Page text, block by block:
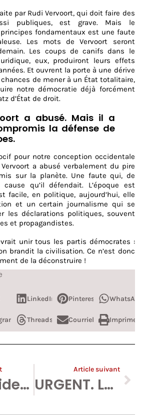
par Rudi Vervoort, qui doit faire des
publiques, est grave. Mais le
fondamentaux est une faute
Les mots de Vervoort seront
Les coups de canifs dans le
eux, produiront leurs effets
Et ouvrent la porte à une dérive
de mener à un État totalitaire,
notre démocratie déjà forcément
d’État de droit.
a abusé. Mais il a
la défense de
pour notre conception occidentale
a abusé verbalement du pire
sur la planète. Une faute qui, de
qu’il défendait. L’époque est
facile, en politique, aujourd’hui, elle
et un certain journalisme qui se
les déclarations politiques, souvent
et propagandistes.
unir tous les partis démocrates :
brandit la civilisation. Ce n’est donc
de la déconstruire !
LinkedIn Pinterest WhatsApp
Threads Courriel Imprimer
Le président de l’IERI me qualifie « d’Eichmann de l’Occident » (avec son droit de réponse).
Article suivant
URGENT. La Belgique confirme l’exil de Bénédicte et Dipika, 6 ans.